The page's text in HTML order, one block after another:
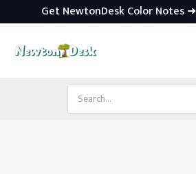
Get NewtonDesk Color Notes ➜
Search
for: